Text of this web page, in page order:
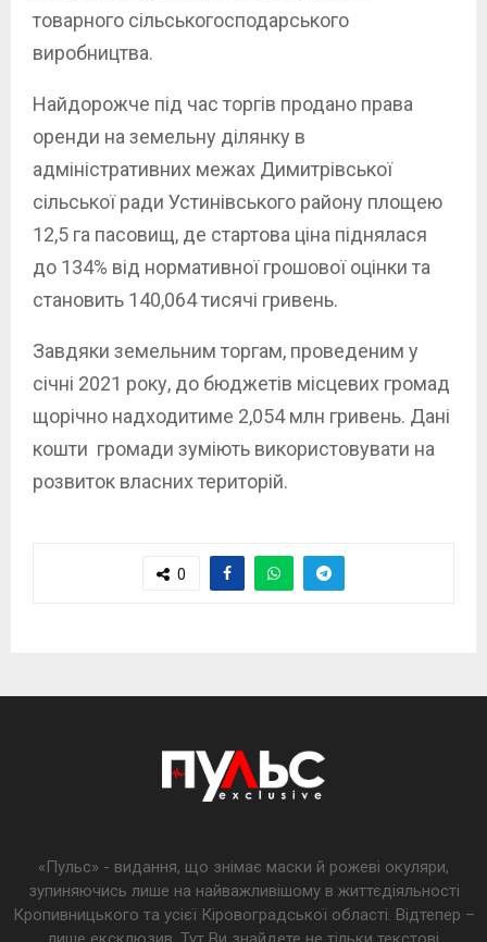
товарного сільськогосподарського
виробництва.
Найдорожче під час торгів продано права
оренди на земельну ділянку в
адміністративних межах Димитрівської
сільської ради Устинівського району площею
12,5 га пасовищ, де стартова ціна піднялася
до 134% від нормативної грошової оцінки та
становить 140,064 тисячі гривень.
Завдяки земельним торгам, проведеним у
січні 2021 року, до бюджетів місцевих громад
щорічно надходитиме 2,054 млн гривень. Дані
кошти громади зуміють використовувати на
розвиток власних територій.
0
«Пульс» - видання, що знімає маски й рожеві окуляри,
зупиняючись лише на найважливішому в життєдіяльності
Кропивницького та усієї Кіровоградської області. Відтепер –